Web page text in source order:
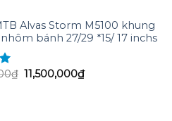
wishlist
Alvas Storm M5100 khung
bánh 27/29 *15/ 17 inchs
₫ Giá
gốc
11,500,000₫Giá